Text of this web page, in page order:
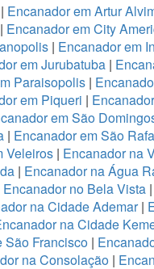
| Encanador em Artur
| Encanador em City
| Encanador em
em Jurubatuba|
Paraisopolis|
em Piqueri |
em São
| Encanador em São
Veleiros| Encanador na
| Encanador na Água
Encanador no Bela Vista|
na Cidade Ademar|
na Cidade
São Francisco |
na Consolação |